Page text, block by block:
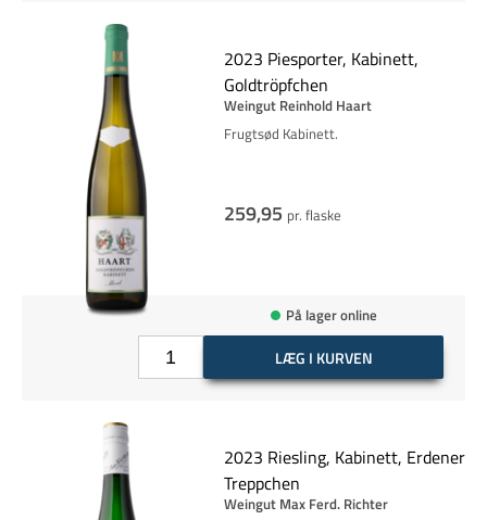
2023 Piesporter, Kabinett,
Goldtröpfchen
Weingut Reinhold Haart
Frugtsød Kabinett.
259,95 pr. flaske
På lager online
LÆG I KURVEN
2023 Riesling, Kabinett, Erdener
Treppchen
Weingut Max Ferd. Richter